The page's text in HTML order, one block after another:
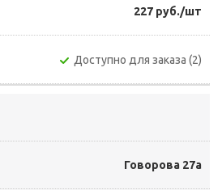
227 руб./шт
Доступно для заказа (2)
Говорова 27а